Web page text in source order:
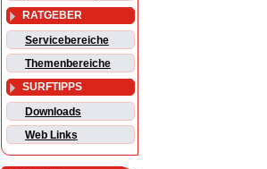
RATGEBER
Servicebereiche
Themenbereiche
SURFTIPPS
Downloads
Web Links